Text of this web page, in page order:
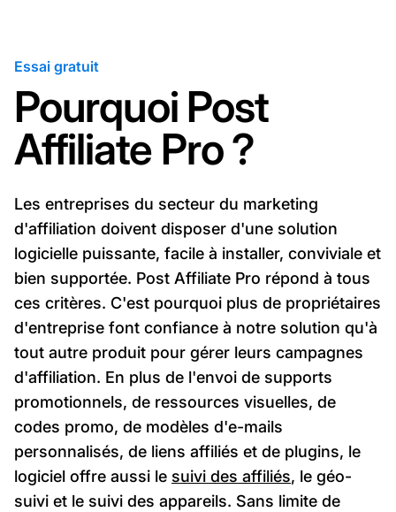
Essai gratuit
Pourquoi Post
Affiliate Pro ?
Les entreprises du secteur du marketing
d'affiliation doivent disposer d'une solution
logicielle puissante, facile à installer, conviviale et
bien supportée. Post Affiliate Pro répond à tous
ces critères. C'est pourquoi plus de propriétaires
d'entreprise font confiance à notre solution qu'à
tout autre produit pour gérer leurs campagnes
d'affiliation. En plus de l'envoi de supports
promotionnels, de ressources visuelles, de
codes promo, de modèles d'e-mails
personnalisés, de liens affiliés et de plugins, le
logiciel offre aussi le suivi des affiliés, le géo-
suivi et le suivi des appareils. Sans limite de